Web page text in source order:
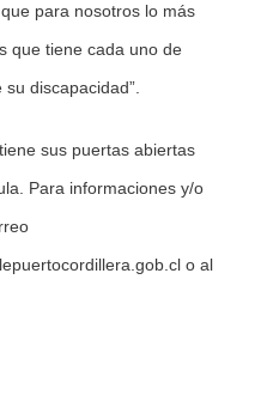
para nosotros lo más
que tiene cada uno de
discapacidad”.
sus puertas abiertas
Para informaciones y/o
o al